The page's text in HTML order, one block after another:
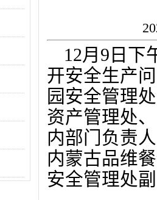
12月9日下
开安全生产
园安全管理
资产管理处
内部门负责
内蒙古品维
安全管理处